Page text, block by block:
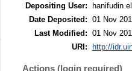
Depositing User:
hanifudin
Date Deposited: 01 Nov
Last Modified: 01 Nov
URI:
http://
Actions (login required)